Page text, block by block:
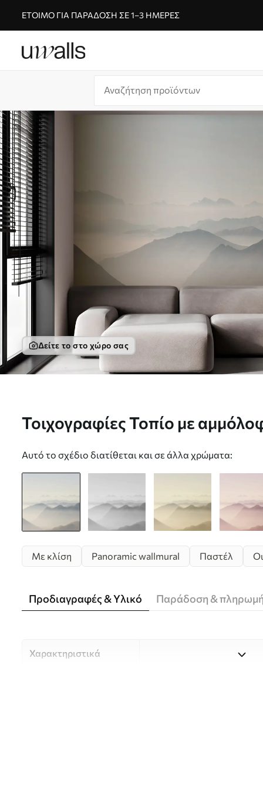
ΈΤΟΙΜΟ ΓΙΑ ΠΑΡΆΔΟΣΗ ΣΕ 1–3 ΗΜΈΡΕΣ
Δείτε το στο χώρο σας
Τοιχογραφίες Τοπίο με
Αυτό το σχέδιο διατίθεται και σε άλλα χρώματα:
Με κλίση Panoramic wallmural Παστέλ
Προδιαγραφές & Υλικό Παράδοση & πληρωμή
Χαρακτηριστικά